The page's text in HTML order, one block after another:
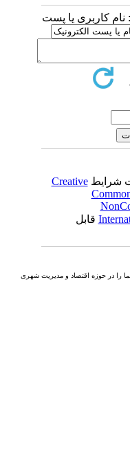
کاربری یا پست
شرایطCreative
قابل
در حوزه اقتصاد و مدیریت شهری